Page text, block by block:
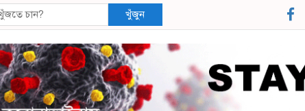
খুঁজুন